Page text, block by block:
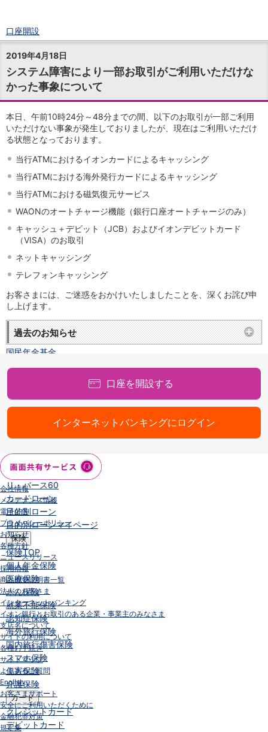
口座開設
ログイン
チャット
メニュー
商品・サービス
預金
円預金 TOP
普通預金
定期預金
積立式定期預金
外貨預金
TOP
外貨普通預金
外貨定期預金
外貨普通預金積立
投資信託 TOP
証券口座開設
投信つみたて
NISA
金銭信託のしくみ
取扱商品一覧
iDeCo・国民年金基金
iDeCo（個人型確定拠出年金）
国民年金基金
WealthNavi for イオン銀行（ロボアドバイザー）
まいクラウドファンディング
住宅ローン
お借換えの方
フラット35
リ・バース60
カードローン
目的別ローン
目的別ローンマイページ
保険
保険TOP
個人年金保険
医療保険
がん保険
就業不能保険
認知症保険
海外旅行保険
国内旅行傷害保険
スマホ保険
傷害保険
介護保険
カード
クレジットカード
デビットカード
2019年4月18日
システム障害により一部お取引がご利用いただけな
かった事象について
本日、午前10時24分～48分までの間、以下のお取引が一部ご利用
いただけない事象が発生しておりましたが、現在はご利用いただけ
る状態となっております。
当行ATMにおけるイオンカードによるキャッシング
当行ATMにおける海外発行カードによるキャッシング
当行ATMにおける磁気復元サービス
WAONのオートチャージ機能（銀行口座オートチャージのみ）
キャッシュ＋デビット（JCB）およびイオンデビットカード
（VISA）のお取引
ネットキャッシング
テレフォンキャッシング
お客さまには、ご迷惑をおかけいたしましたことを、深くお詫び申
し上げます。
過去のお知らせ
口座を開設する
インターネットバンキングにログイン
会社情報
メンテナンス情報
電子公告
プライバシーポリシー
お知らせ
各種方針
ニュースリリース
採用情報
商品概要説明書一覧
法人のお客さま
インターネットバンキング
イオン銀行とお取引のある企業・事業主のみなさま
支店名について
サイトの利用について
各種お手続き
サイトマップ
よくあるご質問
English
お客さまサポート
安全にご利用いただくために
金融犯罪対策
規定集